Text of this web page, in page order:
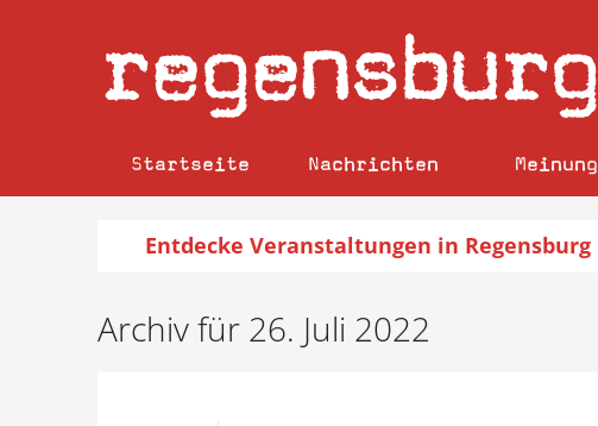
regensburg
Startseite Nachrichten Meinung
Entdecke Veranstaltungen in Regensburg
Archiv für 26. Juli 2022